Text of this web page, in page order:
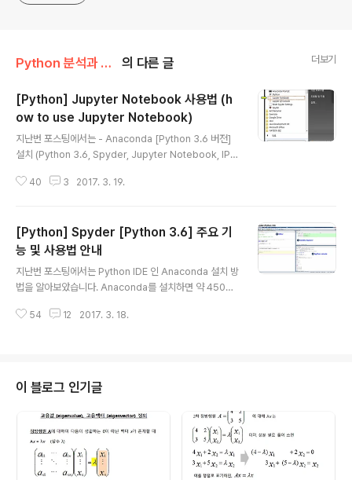
Python 분석과 프로그래밍/Python 설치 및 기본 사용법 의 다른 글 더보기
[Python] Jupyter Notebook 사용법 (h
ow to use Jupyter Notebook)
지난번 포스팅에서는 - Anaconda [Python 3.6 버전]
설치 (Python 3.6, Spyder, Jupyter Notebook, IPyt
아보았습니다. 이번 포스팅에서는 Python 을 interactiv
개하겠습니다. 특히 실습 교육을 진행할 때, 혹은 데이터 분
석 결과를 포함한 내용으로 보고서 작성이나 프리젠테이션
할 때 Jupyter Notebook의 markdown 기능을 곁들
여서 코드랑 같이 사용하면 유용하더군요. Jupyter Note
동..
40 3 2017. 3. 19.
[Python] Spyder [Python 3.6] 주요 기
능 및 사용법 안내
지난번 포스팅에서는 Python IDE 인 Anaconda 설치 방
법을 알아보았습니다. Anaconda를 설치하면 약 450여
ok, IPython 등이 자동으로 설치됩니다. 저는 분석 프로그
때 포함) 을 가끔 사용하구요. 처음 Spyder를 사용하는 분
이라면 좀 생소할 것이므로 좀더 빨리 사용법을 익힐 수 있
도록, 이번 포스팅에서는 제가 유용하게 사용하고 있는 기
능 위주로 몇 가지만 추려서 소개하도록 하겠습니다. 1. Sp
yder 시작 Win..
54 12 2017. 3. 18.
이 블로그 인기글